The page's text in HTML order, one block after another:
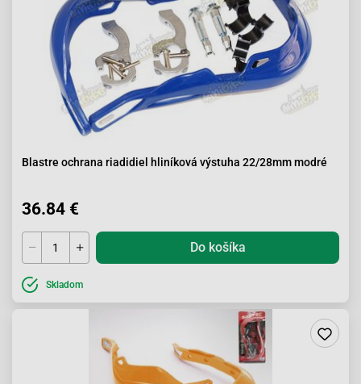
Blastre ochrana riadidiel hliníková výstuha 22/28mm modré
36.84 €
Do košíka
Skladom